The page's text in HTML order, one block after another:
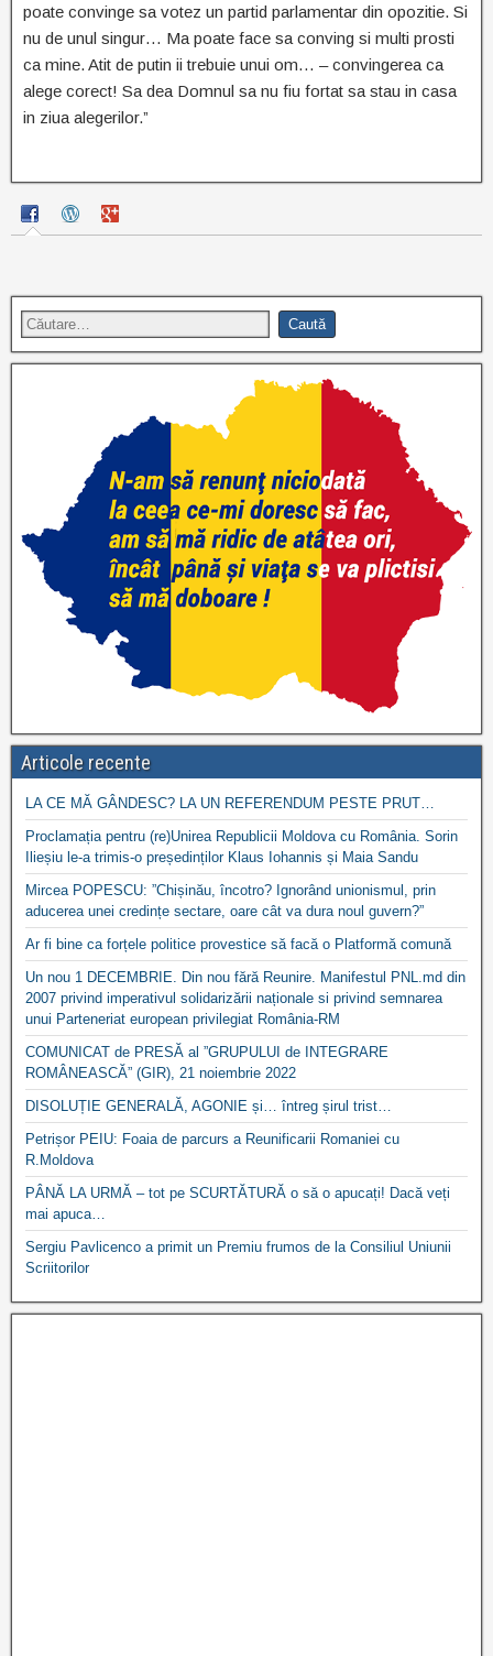
poate convinge sa votez un partid parlamentar din opozitie. Si
nu de unul singur… Ma poate face sa conving si multi prosti
ca mine. Atit de putin ii trebuie unui om… – convingerea ca
alege corect! Sa dea Domnul sa nu fiu fortat sa stau in casa
in ziua alegerilor.”
Articole recente
LA CE MĂ GÂNDESC? LA UN REFERENDUM PESTE PRUT…
Proclamația pentru (re)Unirea Republicii Moldova cu România. Sorin
Ilieșiu le-a trimis-o președinților Klaus Iohannis și Maia Sandu
Mircea POPESCU: ”Chișinău, încotro? Ignorând unionismul, prin
aducerea unei credințe sectare, oare cât va dura noul guvern?”
Ar fi bine ca forțele politice provestice să facă o Platformă comună
Un nou 1 DECEMBRIE. Din nou fără Reunire. Manifestul PNL.md din
2007 privind imperativul solidarizării naționale si privind semnarea
unui Parteneriat european privilegiat România-RM
COMUNICAT de PRESĂ al ”GRUPULUI de INTEGRARE
ROMÂNEASCĂ” (GIR), 21 noiembrie 2022
DISOLUȚIE GENERALĂ, AGONIE și… întreg șirul trist…
Petrișor PEIU: Foaia de parcurs a Reunificarii Romaniei cu
R.Moldova
PÂNĂ LA URMĂ – tot pe SCURTĂTURĂ o să o apucați! Dacă veți
mai apuca…
Sergiu Pavlicenco a primit un Premiu frumos de la Consiliul Uniunii
Scriitorilor